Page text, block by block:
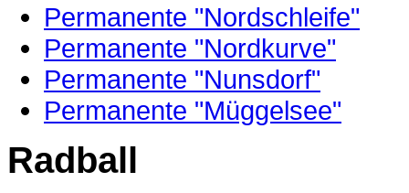
Permanente "Nordschleife"
Permanente "Nordkurve"
Permanente "Nunsdorf"
Permanente "Müggelsee"
Radball